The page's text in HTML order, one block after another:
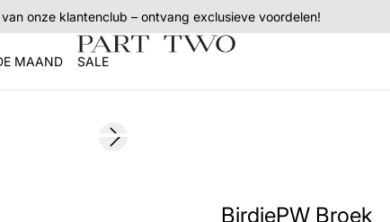
onze klantenclub – ontvang exclusieve voordelen!
MAAND SALE
Next slide
BirdiePW Broek